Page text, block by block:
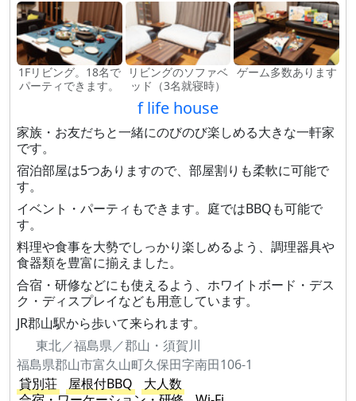
1Fリビング。18名で
パーティできます。
リビングのソファベ
ッド（3名就寝時）
ゲーム多数あります
f life house
家族・お友だちと一緒にのびのび楽しめる大きな一軒家
です。
宿泊部屋は5つありますので、部屋割りも柔軟に可能で
す。
イベント・パーティもできます。庭ではBBQも可能で
す。
料理や食事を大勢でしっかり楽しめるよう、調理器具や
食器類を豊富に揃えました。
合宿・研修などにも使えるよう、ホワイトボード・デス
ク・ディスプレイなども用意しています。
JR郡山駅から歩いて来られます。
東北／福島県／郡山・須賀川
福島県郡山市富久山町久保田字南田106-1
貸別荘
屋根付BBQ
大人数